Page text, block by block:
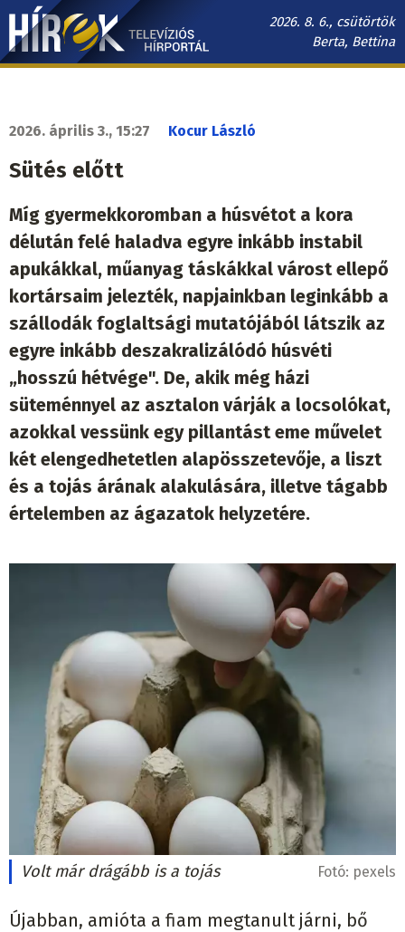
Ugrás
tartalomra
2026. 8. 6., csütörtök
Berta, Bettina
Hírek.sk
navigáció
2026. április 3., 15:27 Kocur László
Sütés előtt
Míg gyermekkoromban a húsvétot a kora
délután felé haladva egyre inkább instabil
apukákkal, műanyag táskákkal várost ellepő
kortársaim jelezték, napjainkban leginkább a
szállodák foglaltsági mutatójából látszik az
egyre inkább deszakralizálódó húsvéti
„hosszú hétvége". De, akik még házi
süteménnyel az asztalon várják a locsolókat,
azokkal vessünk egy pillantást eme művelet
két elengedhetetlen alapösszetevője, a liszt
és a tojás árának alakulására, illetve tágabb
értelemben az ágazatok helyzetére.
Volt már drágább is a tojás Fotó: pexels
Újabban, amióta a fiam megtanult járni, bő